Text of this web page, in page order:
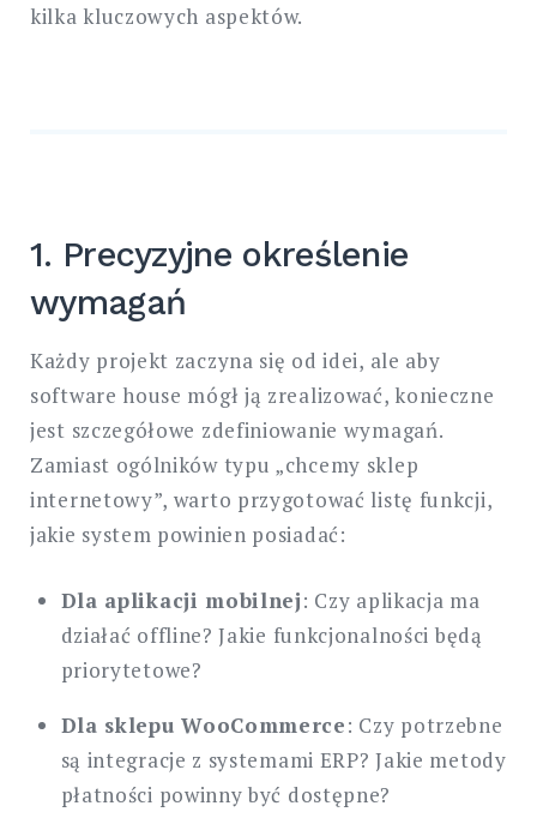
kilka kluczowych aspektów.
1. Precyzyjne określenie
wymagań
Każdy projekt zaczyna się od idei, ale aby
software house mógł ją zrealizować, konieczne
jest szczegółowe zdefiniowanie wymagań.
Zamiast ogólników typu „chcemy sklep
internetowy”, warto przygotować listę funkcji,
jakie system powinien posiadać:
Dla aplikacji mobilnej: Czy aplikacja ma
działać offline? Jakie funkcjonalności będą
priorytetowe?
Dla sklepu WooCommerce: Czy potrzebne
są integracje z systemami ERP? Jakie metody
płatności powinny być dostępne?